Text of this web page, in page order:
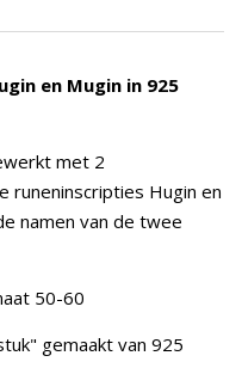
en Mugin in 925
met 2
runeninscripties Hugin en
namen van de twee
50-60
gemaakt van 925